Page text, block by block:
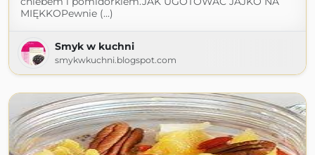
MIĘKKOPewnie (...)
Smyk w kuchni
smykwkuchni.blogspot.com